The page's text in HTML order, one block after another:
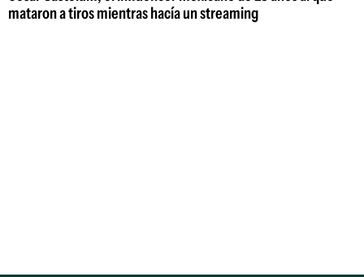
mataron a tiros mientras hacía un streaming